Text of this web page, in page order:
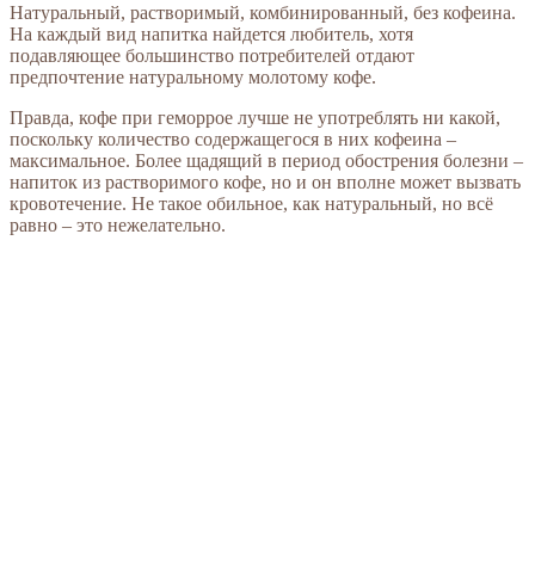
Натуральный, растворимый, комбинированный, без кофеина.
На каждый вид напитка найдется любитель, хотя
подавляющее большинство потребителей отдают
предпочтение натуральному молотому кофе.
Правда, кофе при геморрое лучше не употреблять ни какой,
поскольку количество содержащегося в них кофеина –
максимальное. Более щадящий в период обострения болезни –
напиток из растворимого кофе, но и он вполне может вызвать
кровотечение. Не такое обильное, как натуральный, но всё
равно – это нежелательно.